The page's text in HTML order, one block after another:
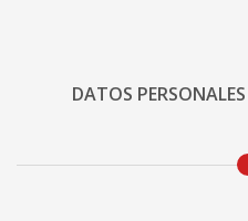
DATOS